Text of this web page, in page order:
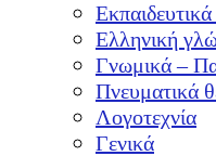
Ελληνική
Γνωμικά –
Πνευματικά
Λογοτεχνία
Γενικά